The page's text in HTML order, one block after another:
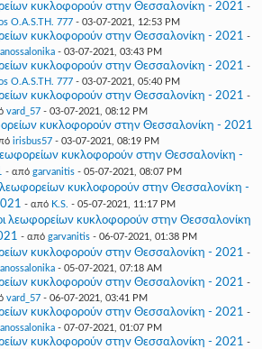
κυκλοφορούν στην Θεσσαλονίκη - 2021 -
O.A.S.TH. 777- 03-07-2021, 12:53 PM
κυκλοφορούν στην Θεσσαλονίκη - 2021 -
- 03-07-2021, 03:43 PM
κυκλοφορούν στην Θεσσαλονίκη - 2021 -
O.A.S.TH. 777- 03-07-2021, 05:40 PM
κυκλοφορούν στην Θεσσαλονίκη - 2021 -
vard_57- 03-07-2021, 08:12 PM
κυκλοφορούν στην Θεσσαλονίκη - 2021
irisbus57- 03-07-2021, 08:19 PM
λεωφορείων κυκλοφορούν στην Θεσσαλονίκη -
- από garvanitis - 05-07-2021, 08:07 PM
λεωφορείων κυκλοφορούν στην Θεσσαλονίκη -
- από K.S. - 05-07-2021, 11:17 PM
λεωφορείων κυκλοφορούν στην Θεσσαλονίκη
- από garvanitis - 06-07-2021, 01:38 PM
κυκλοφορούν στην Θεσσαλονίκη - 2021 -
- 05-07-2021, 07:18 AM
κυκλοφορούν στην Θεσσαλονίκη - 2021 -
vard_57- 06-07-2021, 03:41 PM
κυκλοφορούν στην Θεσσαλονίκη - 2021 -
- 07-07-2021, 01:07 PM
κυκλοφορούν στην Θεσσαλονίκη - 2021 -